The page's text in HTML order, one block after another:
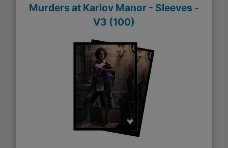
Murders at Karlov Manor - Sleeves -
V3 (100)